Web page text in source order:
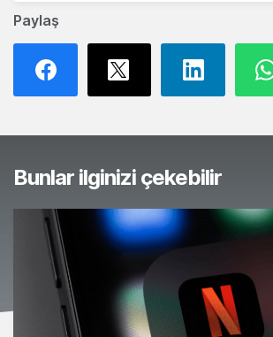
Paylaş
Bunlar ilginizi çekebilir